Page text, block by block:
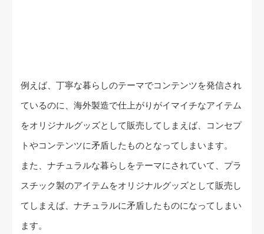
例えば、丁寧な暮らしのテーマでコンテンツを発信され
ているのに、海外製造で仕上がりがイマイチなアイテム
をオリジナルグッズとして販売してしまえば、コンセプ
トやコンテンツに矛盾したものとなってしまいます。
また、ナチュラルな暮らしをテーマにされていて、プラ
スチック製のアイテムをオリジナルグッズとして販売し
てしまえば、ナチュラルに矛盾したものになってしまい
ます。